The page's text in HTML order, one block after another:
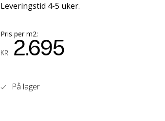
Leveringstid 4-5 uker.
Pris per m2:
KR2.695
På lager